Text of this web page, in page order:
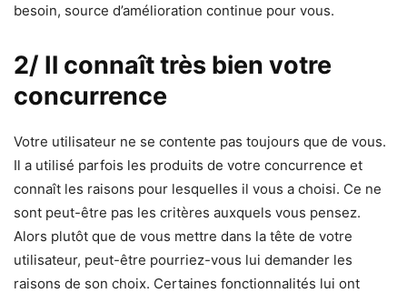
besoin, source d’amélioration continue pour vous.
2/ Il connaît très bien votre
concurrence
Votre utilisateur ne se contente pas toujours que de vous.
Il a utilisé parfois les produits de votre concurrence et
connaît les raisons pour lesquelles il vous a choisi. Ce ne
sont peut-être pas les critères auxquels vous pensez.
Alors plutôt que de vous mettre dans la tête de votre
utilisateur, peut-être pourriez-vous lui demander les
raisons de son choix. Certaines fonctionnalités lui ont